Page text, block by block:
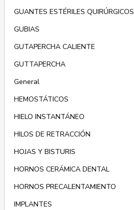
GUANTES ESTÉRILES QUIRÚRGICOS
GUBIAS
GUTAPERCHA CALIENTE
GUTTAPERCHA
General
HEMOSTÁTICOS
HIELO INSTANTÁNEO
HILOS DE RETRACCIÓN
HOJAS Y BISTURIS
HORNOS CERÁMICA DENTAL
HORNOS PRECALENTAMIENTO
IMPLANTES